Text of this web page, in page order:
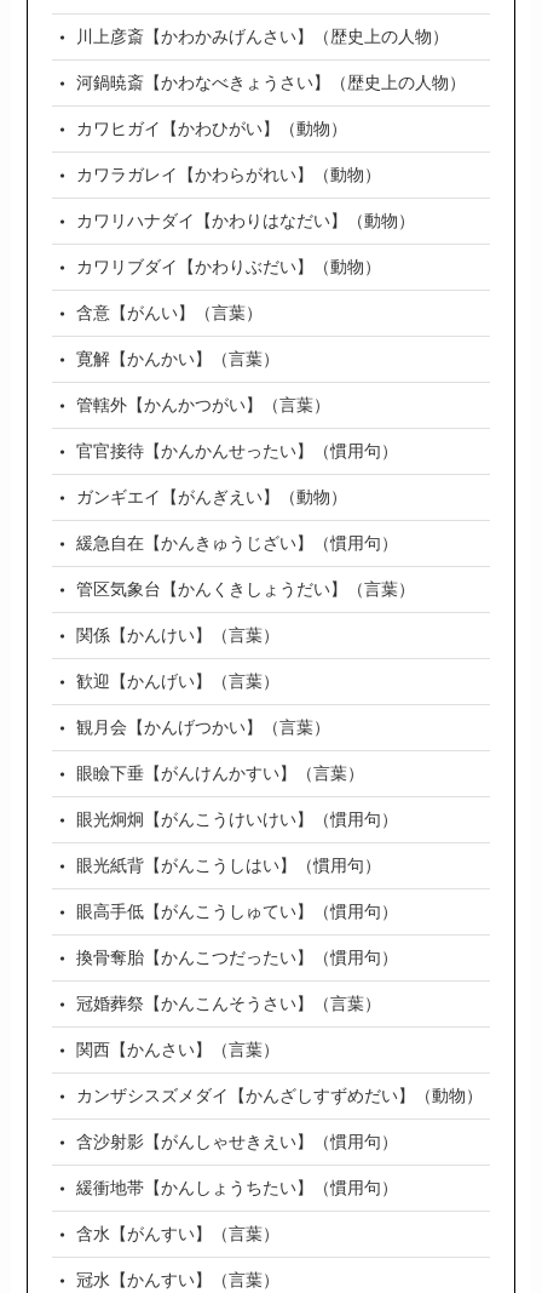
川上彦斎【かわかみげんさい】（歴史上の人物）
河鍋暁斎【かわなべきょうさい】（歴史上の人物）
カワヒガイ【かわひがい】（動物）
カワラガレイ【かわらがれい】（動物）
カワリハナダイ【かわりはなだい】（動物）
カワリブダイ【かわりぶだい】（動物）
含意【がんい】（言葉）
寛解【かんかい】（言葉）
管轄外【かんかつがい】（言葉）
官官接待【かんかんせったい】（慣用句）
ガンギエイ【がんぎえい】（動物）
緩急自在【かんきゅうじざい】（慣用句）
管区気象台【かんくきしょうだい】（言葉）
関係【かんけい】（言葉）
歓迎【かんげい】（言葉）
観月会【かんげつかい】（言葉）
眼瞼下垂【がんけんかすい】（言葉）
眼光炯炯【がんこうけいけい】（慣用句）
眼光紙背【がんこうしはい】（慣用句）
眼高手低【がんこうしゅてい】（慣用句）
換骨奪胎【かんこつだったい】（慣用句）
冠婚葬祭【かんこんそうさい】（言葉）
関西【かんさい】（言葉）
カンザシスズメダイ【かんざしすずめだい】（動物）
含沙射影【がんしゃせきえい】（慣用句）
緩衝地帯【かんしょうちたい】（慣用句）
含水【がんすい】（言葉）
冠水【かんすい】（言葉）